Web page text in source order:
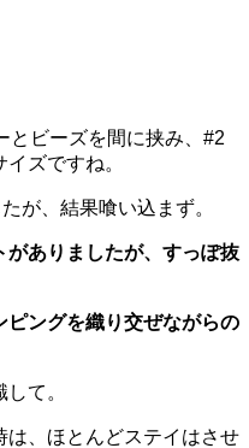
とビーズを間に挟み、#2
ズですね。
が、結果喰い込まず。
ありましたが、すっぽ抜
ングを織り交ぜながらの
て。
は、ほとんどステイはさせ